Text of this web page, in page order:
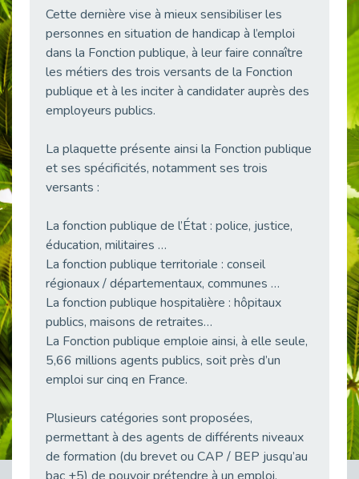
Publié le 18/05/2026
Fibromyalgie : Quand la douleur invisible s’invite au bureau
CAP EMPLOI 92 : L’inclusion portée à son sommet, bien au-delà des quotas
Publié le 12/05/2026
Publié le 04/05/2026
Publié le 04/05/2026
L'alternance : un tremplin vers l'emploi aussi pour les personnes en situation de handicap
Publié le 01/05/2026
Témoignage : Le parcours de Marc, 44 ans
Publié le 30/04/2026
L’Aménagement Raisonnable : Un Levier pour l’Équité
Publié le 29/04/2026
Optimiser son CV lorsqu’on est en situation de handicap
Publié le 29/04/2026
Mobilisation pour l’alternance et le handicap
Publié le 24/04/2026
Cette dernière vise à mieux sensibiliser les
personnes en situation de handicap à l’emploi
dans la Fonction publique, à leur faire connaître
les métiers des trois versants de la Fonction
publique et à les inciter à candidater auprès des
employeurs publics.
La plaquette présente ainsi la Fonction publique
et ses spécificités, notamment ses trois
versants :
La fonction publique de l’État : police, justice,
éducation, militaires …
La fonction publique territoriale : conseil
régionaux / départementaux, communes …
La fonction publique hospitalière : hôpitaux
publics, maisons de retraites…
La Fonction publique emploie ainsi, à elle seule,
5,66 millions agents publics, soit près d’un
emploi sur cinq en France.
Plusieurs catégories sont proposées,
permettant à des agents de différents niveaux
de formation (du brevet ou CAP / BEP jusqu’au